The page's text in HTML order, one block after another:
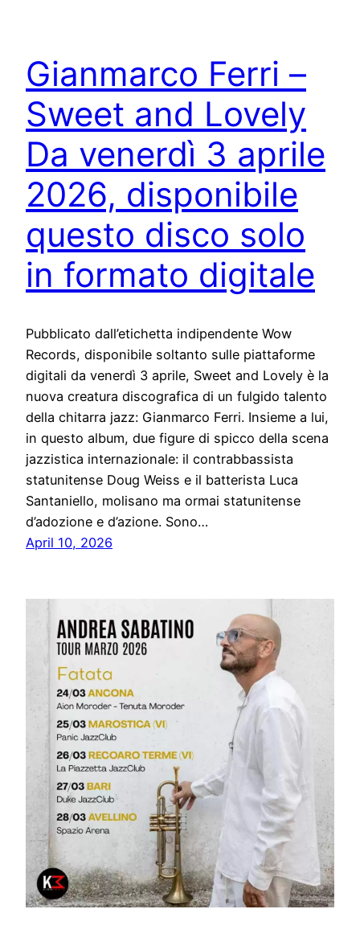
Gianmarco Ferri –
Sweet and Lovely
Da venerdì 3 aprile
2026, disponibile
questo disco solo
in formato digitale
Pubblicato dall’etichetta indipendente Wow
Records, disponibile soltanto sulle piattaforme
digitali da venerdì 3 aprile, Sweet and Lovely è la
nuova creatura discografica di un fulgido talento
della chitarra jazz: Gianmarco Ferri. Insieme a lui,
in questo album, due figure di spicco della scena
jazzistica internazionale: il contrabbassista
statunitense Doug Weiss e il batterista Luca
Santaniello, molisano ma ormai statunitense
d’adozione e d’azione. Sono…
April 10, 2026